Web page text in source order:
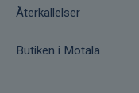
Återkallelser
Butiken i Motala